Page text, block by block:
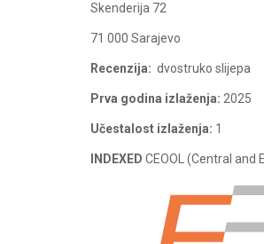
Skenderija 72
71 000 Sarajevo
Recenzija: dvostruko slijepa
Prva godina izlaženja: 2025
Učestalost izlaženja: 1
INDEXED CEOOL (Central and